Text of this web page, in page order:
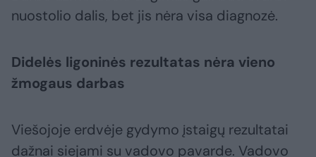
nuostolio dalis, bet jis nėra visa diagnozė.
Didelės ligoninės rezultatas nėra vieno
žmogaus darbas
Viešojoje erdvėje gydymo įstaigų rezultatai
dažnai siejami su vadovo pavarde. Vadovo